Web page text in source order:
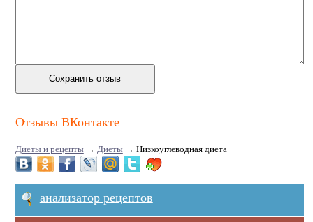
Отзывы ВКонтакте
Диеты и рецепты→ Диеты→ Низкоуглеводная диета
анализатор рецептов